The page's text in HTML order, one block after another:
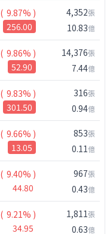
( 9.87% )
256.00
4,352張
10.83億
( 9.86% )
52.90
14,376張
7.44億
( 9.83% )
301.50
316張
0.94億
( 9.66% )
13.05
853張
0.11億
( 9.40% )
44.80
967張
0.43億
( 9.21% )
34.95
1,811張
0.63億